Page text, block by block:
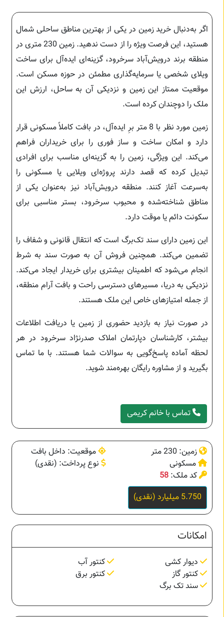
اگر به‌دنبال خرید زمین در یکی از بهترین مناطق ساحلی شمال
هستید، این فرصت ویژه را از دست ندهید. زمین 230 متری در
منطقه برند درویش‌آباد سرخرود، گزینه‌ای ایده‌آل برای ساخت
ویلای شخصی یا سرمایه‌گذاری مطمئن در حوزه مسکن است.
موقعیت ممتاز این زمین و نزدیکی آن به ساحل، ارزش این
ملک را دوچندان کرده است.
زمین مورد نظر با 8 متر برِ ایده‌آل، در بافت کاملاً مسکونی قرار
دارد و امکان ساخت و ساز فوری را برای خریداران فراهم
می‌کند. این ویژگی، زمین را به گزینه‌ای مناسب برای افرادی
تبدیل کرده که قصد دارند پروژه‌ای ویلایی یا مسکونی را
به‌سرعت آغاز کنند. منطقه درویش‌آباد نیز به‌عنوان یکی از
مناطق شناخته‌شده و محبوب سرخرود، بستر مناسبی برای
سکونت دائم یا موقت دارد.
این زمین دارای سند تک‌برگ است که انتقال قانونی و شفاف را
تضمین می‌کند. همچنین فروش آن به صورت سند به شرط
انجام می‌شود که اطمینان بیشتری برای خریدار ایجاد می‌کند.
نزدیکی به دریا، مسیرهای دسترسی راحت و بافت آرام منطقه،
از جمله امتیازهای خاص این ملک هستند.
در صورت نیاز به بازدید حضوری از زمین یا دریافت اطلاعات
بیشتر، کارشناسان دپارتمان املاک صدرنژاد سرخرود در هر
لحظه آماده پاسخ‌گویی به سوالات شما هستند. با ما تماس
بگیرید و از مشاوره رایگان بهره‌مند شوید.
تماس با خانم کریمی
زمین: 230 متر
موقعیت: داخل بافت
مسکونی
نوع پرداخت: (نقدی)
کد ملک: 58
5.750 میلیارد (نقدی)
امکانات
دیوار کشی
کنتور آب
کنتور گاز
کنتور برق
سند تک برگ